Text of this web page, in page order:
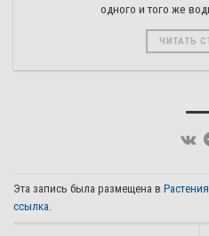
одного и того же
ЧИТАТЬ
Эта запись была размещена в Растения
ссылка